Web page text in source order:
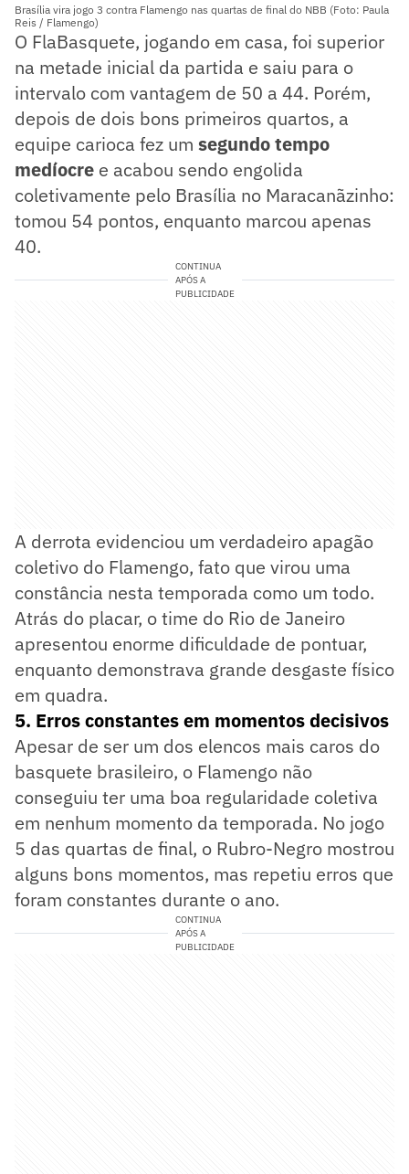
Brasília vira jogo 3 contra Flamengo nas quartas de final do NBB (Foto: Paula
Reis / Flamengo)
O FlaBasquete, jogando em casa, foi superior
na metade inicial da partida e saiu para o
intervalo com vantagem de 50 a 44. Porém,
depois de dois bons primeiros quartos, a
equipe carioca fez um segundo tempo
medíocre e acabou sendo engolida
coletivamente pelo Brasília no Maracanãzinho:
tomou 54 pontos, enquanto marcou apenas
40.
CONTINUA
APÓS A
PUBLICIDADE
A derrota evidenciou um verdadeiro apagão
coletivo do Flamengo, fato que virou uma
constância nesta temporada como um todo.
Atrás do placar, o time do Rio de Janeiro
apresentou enorme dificuldade de pontuar,
enquanto demonstrava grande desgaste físico
em quadra.
5. Erros constantes em momentos decisivos
Apesar de ser um dos elencos mais caros do
basquete brasileiro, o Flamengo não
conseguiu ter uma boa regularidade coletiva
em nenhum momento da temporada. No jogo
5 das quartas de final, o Rubro-Negro mostrou
alguns bons momentos, mas repetiu erros que
foram constantes durante o ano.
CONTINUA
APÓS A
PUBLICIDADE